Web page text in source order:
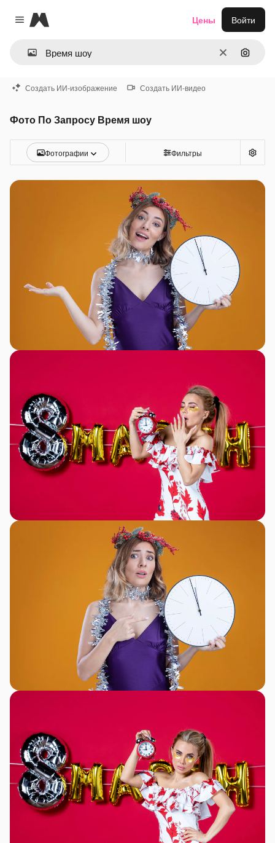
Close menu
Magnific
ОчиститьПоиск
Цены Войти
Создать ИИ-изображение Создать ИИ-видео
Фото По Запросу Время шоу
Фотографии Фильтры